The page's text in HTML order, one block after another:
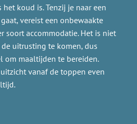
koud is. Tenzij je naar een
vereist een onbewaakte
soort accommodatie. Het is niet
uitrusting te komen, dus
om maaltijden te bereiden.
vanaf de toppen even